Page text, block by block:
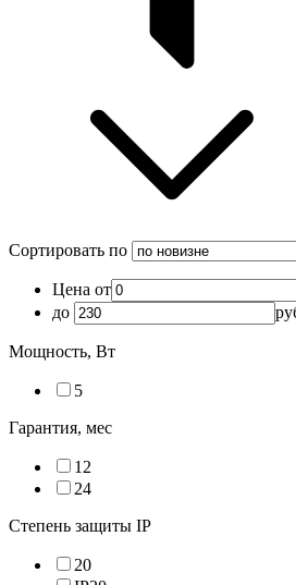
Сортировать по
Цена от
до
Мощность, Вт
5
Гарантия, мес
12
24
Степень защиты IP
20